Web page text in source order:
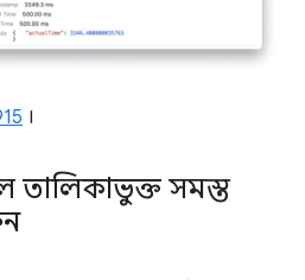
।
তালিকাভুক্ত সমস্ত